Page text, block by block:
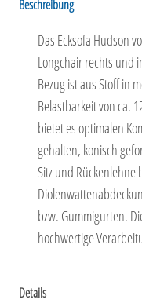
Beschreibung
Das Ecksofa Hudson
Longchair rechts und
Bezug ist aus Stoff in
Belastbarkeit von ca.
bietet es optimalen
gehalten, konisch
Sitz und Rückenlehne
bzw. Gummigurten.
hochwertige
Details